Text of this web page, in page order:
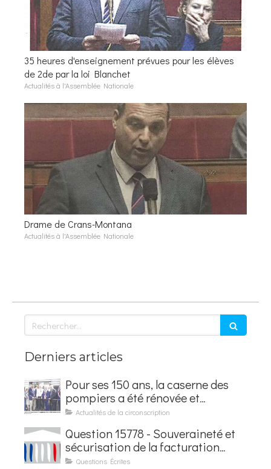
35 heures d'enseignement prévues pour les élèves
de 2de par la loi Blanchet
Actualités à l'Assemblée Nationale
Drame de Crans-Montana
Actualités à l'Assemblée Nationale
Rechercher
Derniers articles
Pour ses 150 ans, la caserne des
pompiers a été rénovée et
baptisée au nom d'Hubert
Actualités de la circonscription
Question 15778 - Souveraineté et
sécurisation de la facturation
électronique
Questions Écrites